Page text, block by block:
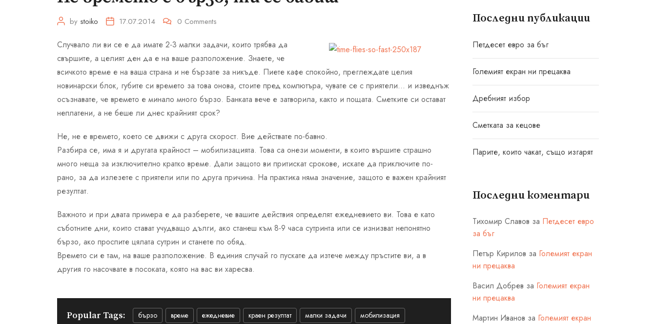
by stoiko 17.07.2014 0 Comments
Случвало ли ви се е да имате 2-3 малки задачи, които трябва да
свършите, а целият ден да е на ваше разположение. Знаете, че
всичкото време е на ваша страна и не бързате за никъде. Пиете кафе спокойно, преглеждате целия
новинарски блок, губите си времето за това онова, стоите пред компютъра, чувате се с приятели… и изведнъж
осъзнавате, че времето е минало много бързо. Банката вече е затворила, както и пощата. Сметките си остават
неплатени, а не беше ли днес крайният срок?
Не, не е времето, което се движи с друга скорост. Вие действате по-бавно.
Разбира се, има я и другата крайност – мобилизацията. Това са онези моменти, в които вършите страшно
много неща за изключително кратко време. Дали защото ви притискат срокове, искате да приключите по-
рано, за да излезете с приятели или по друга причина. На практика няма значение, защото е важен крайният
резултат.
Важното и при двата примера е да разберете, че вашите действия определят ежедневието ви. Това е като
съботните дни, които стават учудващо дълги, ако станеш към 8-9 часа сутринта или се изнизват непонятно
бързо, ако проспите цялата сутрин и станете по обяд.
Времето си е там, на ваше разположение. В единия случай го пускате да изтече между пръстите ви, а в
другия го насочвате в посоката, която на вас ви харесва.
Popular Tags: бързо време ежедневие краен резултат малки задачи
мобилизация
Последни публикации
Петдесет евро за бъг
Големият екран ни прецаква
Дребният избор
Сметката за кецове
Парите, които чакат, също изгарят
Последни коментари
Тихомир Славов за Петдесет евро
за бъг
Петър Кирилов за Големият екран
ни прецаква
Васил Добрев за Големият екран
ни прецаква
Мартин Иванов за Големият екран